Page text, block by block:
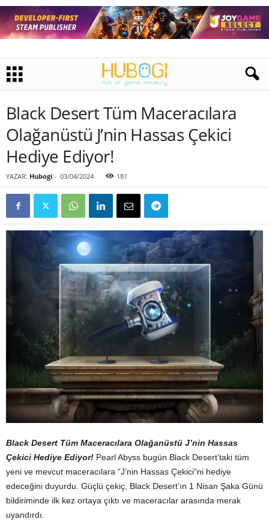
Black Desert Tüm Maceracılara
Olağanüstü J’nin Hassas Çekici
Hediye Ediyor!
YAZAR: Hubogi - 03/04/2024 181
Black Desert Tüm Maceracılara Olağanüstü J’nin Hassas
Çekici Hediye Ediyor! Pearl Abyss bugün Black Desert’taki tüm
yeni ve mevcut maceracılara “J’nin Hassas Çekici”ni hediye
edeceğini duyurdu. Güçlü çekiç, Black Desert’ın 1 Nisan Şaka Günü
bildiriminde ilk kez ortaya çıktı ve maceracılar arasında merak
uyandırdı.